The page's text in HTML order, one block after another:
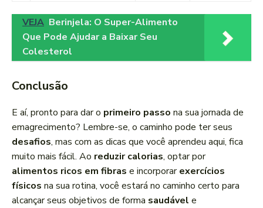
VEJA Berinjela: O Super-Alimento
Que Pode Ajudar a Baixar Seu
Colesterol
Conclusão
E aí, pronto para dar o primeiro passo na sua jornada de
emagrecimento? Lembre-se, o caminho pode ter seus
desafios, mas com as dicas que você aprendeu aqui, fica
muito mais fácil. Ao reduzir calorias, optar por
alimentos ricos em fibras e incorporarexercícios
físicos na sua rotina, você estará no caminho certo para
alcançar seus objetivos de forma saudável e